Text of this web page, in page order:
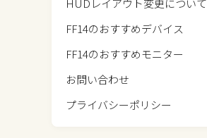
HUDレイアウト変更について
FF14のおすすめデバイス
FF14のおすすめモニター
お問い合わせ
プライバシーポリシー